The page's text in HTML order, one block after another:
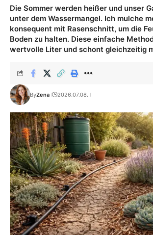
Die Sommer werden heißer und unser
unter dem Wassermangel. Ich mulche
konsequent mit Rasenschnitt, um die
Boden zu halten. Diese einfache
wertvolle Liter und schont gleichzeitig
ByZena 2026.07.08.